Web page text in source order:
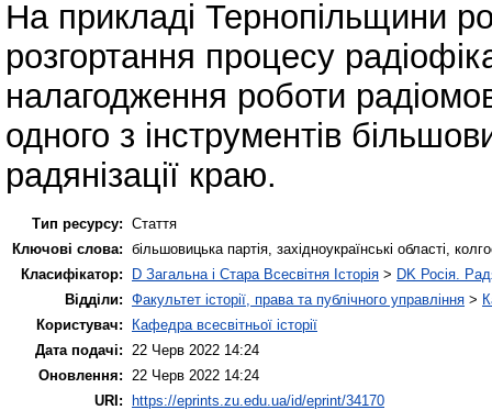
На прикладі Тернопільщини
розгортання процесу
налагодження роботи
одного з інструментів
радянізації краю.
Тип ресурсу: Стаття
Ключові слова: більшовицька партія, західноукраїнські області,
Класифікатор:
D Загальна і Стара Всесвітня Історія > DK Росія.
Відділи: Факультет історії, права та публічного управління >
Користувач:
Кафедра всесвітньої історії
Дата подачі:
22 Черв 2022 14:24
Оновлення:
22 Черв 2022 14:24
URI: https://eprints.zu.edu.ua/id/eprint/34170